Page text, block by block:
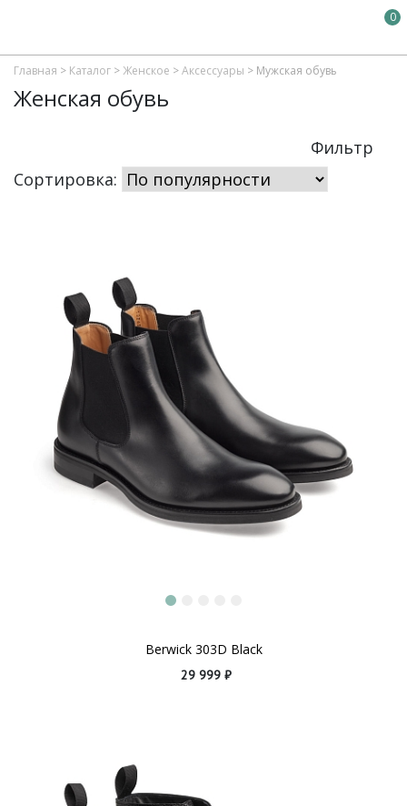
0
Главная > Каталог > Женское >Аксессуары > Мужская обувь
Женская обувь
Фильтр
Сортировка:
Berwick 303D Black
29 999 ₽